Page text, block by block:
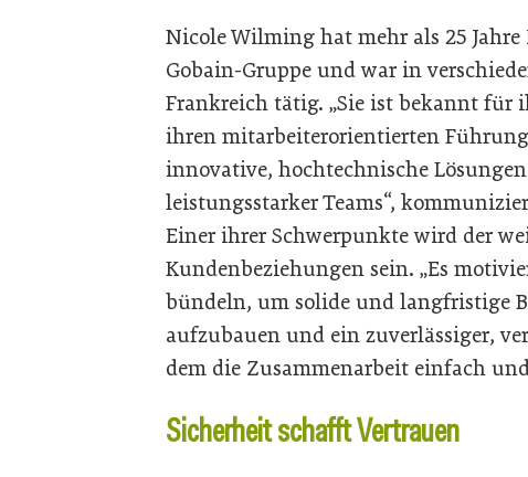
Nicole Wilming hat mehr als 25
Gobain-Gruppe und war in
Frankreich tätig. „Sie ist bekannt für
ihren mitarbeiterorientierten
innovative, hochtechnische
leistungsstarker Teams“,
Einer ihrer Schwerpunkte wird der
Kundenbeziehungen sein. „Es
bündeln, um solide und langfristige
aufzubauen und ein zuverlässiger,
dem die Zusammenarbeit einfach
Sicherheit schafft Vertrauen